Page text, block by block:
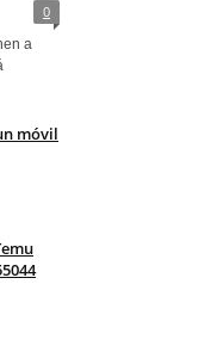
0
a
móvil